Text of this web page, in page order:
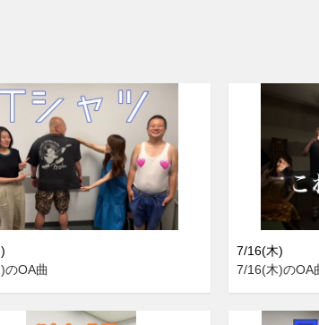
のOA曲
7/16(木)
7/16(木)のOA